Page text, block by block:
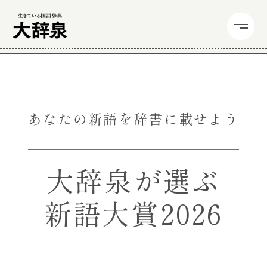
あなたの新語を辞書に載せよう
大辞泉が選ぶ
新語大賞2026